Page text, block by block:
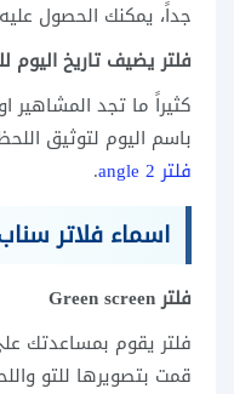
جداً، يمكنك الحصول عليه
فلتر يضيف تاريخ اليوم
كثيراً ما تجد المشاهير
باسم اليوم لتوثيق
فلتر angle 2
.
اسماء فلاتر
فلتر Green screen
فلتر يقوم بمساعدتك
قمت بتصويرها للتو